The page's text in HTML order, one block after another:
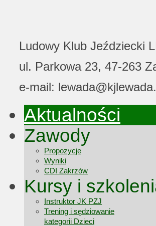
Ludowy Klub Jeździecki
ul. Parkowa 23, 47-263
e-mail:
Aktualności
Zawody
Propozycje
Wyniki
CDI Zakrzów
Kursy i
Instruktor JK PZJ
Trening i sędziowanie
kategorii Dzieci